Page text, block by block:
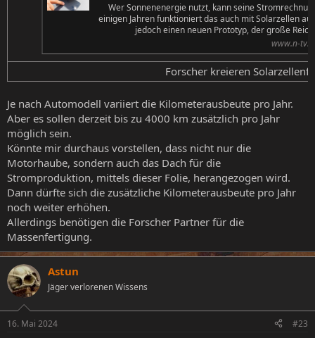
Wer Sonnenenergie nutzt, kann seine
einigen Jahren funktioniert das auch mit Solarzellen
jedoch einen neuen Prototyp, der große
www.n-
Forscher kreieren
Je nach Automodell variiert die Kilometerausbeute pro Jahr.
Aber es sollen derzeit bis zu 4000 km zusätzlich pro Jahr
möglich sein.
Könnte mir durchaus vorstellen, dass nicht nur die
Motorhaube, sondern auch das Dach für die
Stromproduktion, mittels dieser Folie, herangezogen wird.
Dann dürfte sich die zusätzliche Kilometerausbeute pro Jahr
noch weiter erhöhen.
Allerdings benötigen die Forscher Partner für die
Massenfertigung.
Astun
Jäger verlorenen Wissens
16. Mai 2024 #23